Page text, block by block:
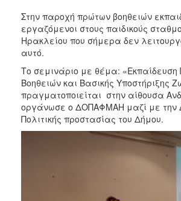
2012
2011
2006
Στην παροχή πρώτων βοηθειών
εργαζόμενοι στους παιδικούς
Ηρακλείου που σήμερα δεν
αυτό.
Το σεμινάριο με θέμα:
Βοηθειών και Βασικής Υποστήριξης
πραγματοποιείται στην αίθουσα
οργάνωσε ο ΔΟΠΑΦΜΑΗ μαζί με την
Πολιτικής προστασίας του Δήμου.